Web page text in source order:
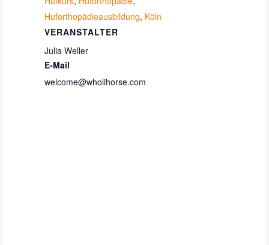
Huforthopädieausbildung, Köln
VERANSTALTER
Julia Weller
E-Mail
welcome@wholihorse.com